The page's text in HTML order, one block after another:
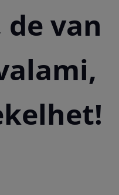
van